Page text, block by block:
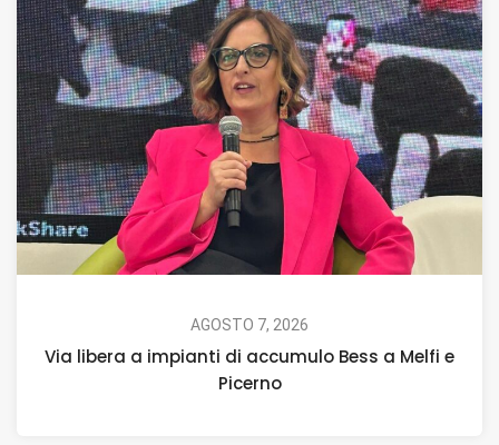
AGOSTO 7, 2026
Via libera a impianti di accumulo Bess a Melfi e
Picerno